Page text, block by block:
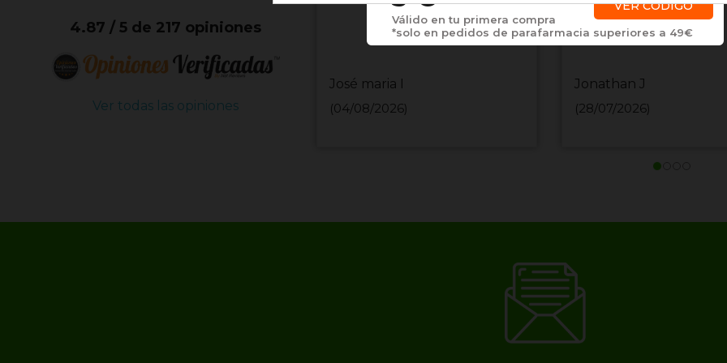
4.87 / 5 de 217 opiniones
Ver todas las opiniones
José maria I
(04/08/2026)
Jonathan J
(28/07/2026)
VER CÓDIGO
Válido en tu primera compra
*solo en pedidos de parafarmacia superiores a 49€